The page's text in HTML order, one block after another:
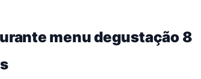
menu degustação 8